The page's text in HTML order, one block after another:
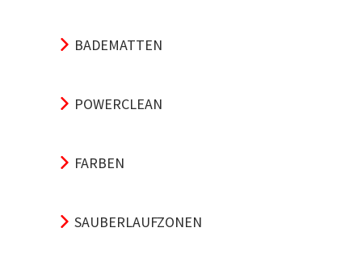
BADEMATTEN
POWERCLEAN
FARBEN
SAUBERLAUFZONEN